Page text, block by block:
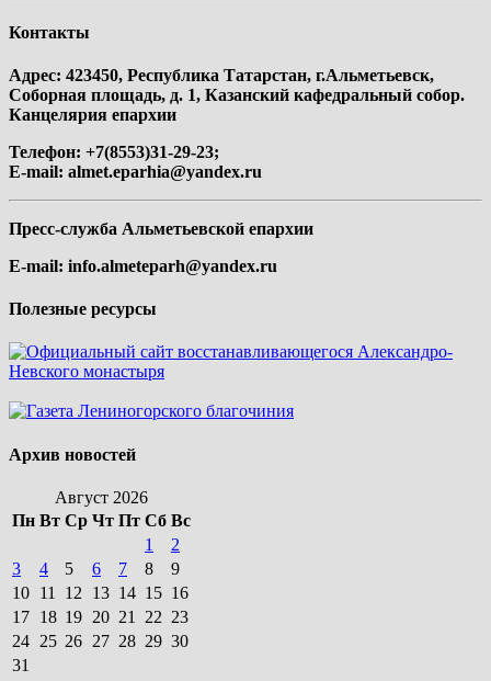
Контакты
Адрес: 423450, Республика Татарстан, г.Альметьевск,
Соборная площадь, д. 1, Казанский кафедральный собор.
Канцелярия епархии
Телефон: +7(8553)31-29-23;
E-mail: almet.eparhia@yandex.ru
Пресс-служба Альметьевской епархии
E-mail: info.almeteparh@yandex.ru
Полезные ресурсы
Архив новостей
Август 2026
Пн Вт Ср Чт Пт Сб Вс
1
2
3
4 5 6 7 8
9
10 11 12 13 14 15 16
17 18 19 20 21 22 23
24 25 26 27 28 29 30
31